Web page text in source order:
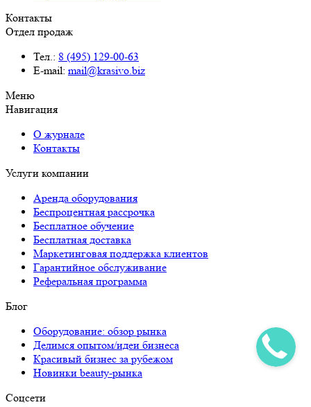
Контакты
Отдел продаж
Тел.: 8 (495) 129-00-63
E-mail: mail@krasivo.biz
Меню
Навигация
О журнале
Контакты
Услуги компании
Аренда оборудования
Беспроцентная рассрочка
Бесплатное обучение
Бесплатная доставка
Маркетинговая поддержка клиентов
Гарантийное обслуживание
Реферальная программа
Блог
Оборудование: обзор рынка
Делимся опытом/идеи бизнеса
Красивый бизнес за рубежом
Новинки beauty-рынка
Соцсети